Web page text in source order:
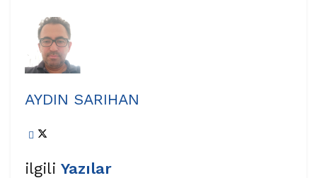
AYDIN SARIHAN
ilgili Yazılar